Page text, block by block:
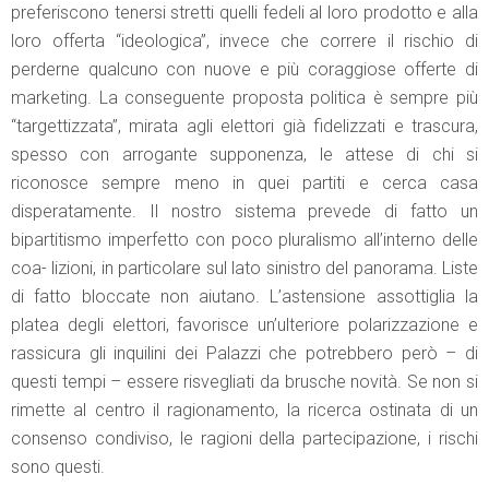
preferiscono tenersi stretti quelli fedeli al loro prodotto e alla
loro offerta “ideologica”, invece che correre il rischio di
perderne qualcuno con nuove e più coraggiose offerte di
marketing. La conseguente proposta politica è sempre più
“targettizzata”, mirata agli elettori già fidelizzati e trascura,
spesso con arrogante supponenza, le attese di chi si
riconosce sempre meno in quei partiti e cerca casa
disperatamente. Il nostro sistema prevede di fatto un
bipartitismo imperfetto con poco pluralismo all’interno delle
coa- lizioni, in particolare sul lato sinistro del panorama. Liste
di fatto bloccate non aiutano. L’astensione assottiglia la
platea degli elettori, favorisce un’ulteriore polarizzazione e
rassicura gli inquilini dei Palazzi che potrebbero però – di
questi tempi – essere risvegliati da brusche novità. Se non si
rimette al centro il ragionamento, la ricerca ostinata di un
consenso condiviso, le ragioni della partecipazione, i rischi
sono questi.